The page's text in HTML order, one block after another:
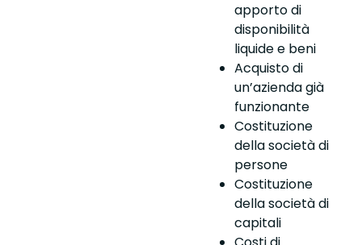
apporto di
disponibilità
liquide e beni
Acquisto di
un’azienda già
funzionante
Costituzione
della società di
persone
Costituzione
della società di
capitali